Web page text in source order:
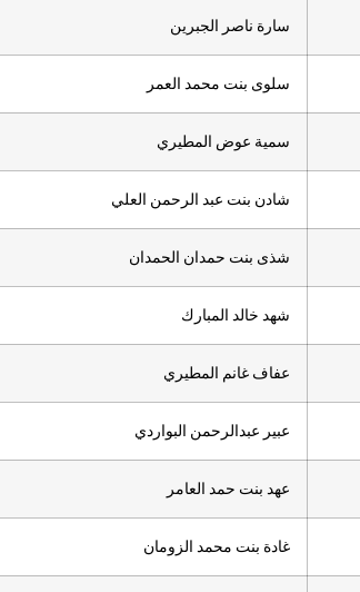
سارة ناصر الجبرين
سلوى بنت محمد العمر
سمية عوض المطيري
شادن بنت عبد الرحمن العلي
شذى بنت حمدان الحمدان
شهد خالد المبارك
عفاف غانم المطيري
عبير عبدالرحمن البواردي
عهد بنت حمد العامر
غادة بنت محمد الزومان